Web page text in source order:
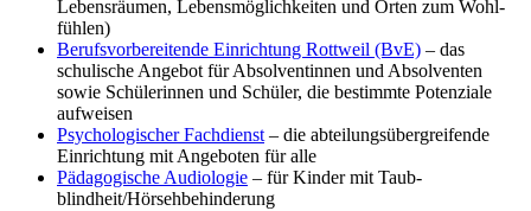
Lebens­räumen, Lebens­möglichkeiten und Orten zum Wohl­
fühlen)
Berufs­vorbereitende Einrichtung Rottweil (BvE) – das
schulische Angebot für Absolventinnen und Absolventen
sowie Schülerinnen und Schüler, die bestimmte Potenziale
aufweisen
Psychologischer Fachdienst– die abteilungs­übergreifende
Einrichtung mit Angeboten für alle
Pädagogische Audiologie – für Kinder mit Taub­
blindheit/Hörseh­behinderung